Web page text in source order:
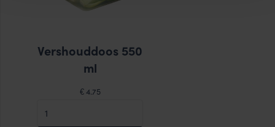
Vershouddoos 550
ml
€ 4.75